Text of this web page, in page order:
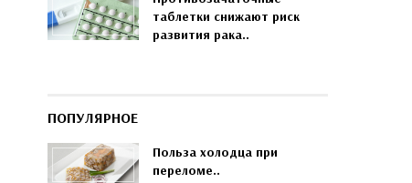
таблетки снижают риск
развития рака..
ПОПУЛЯРНОЕ
Польза холодца при
переломе..